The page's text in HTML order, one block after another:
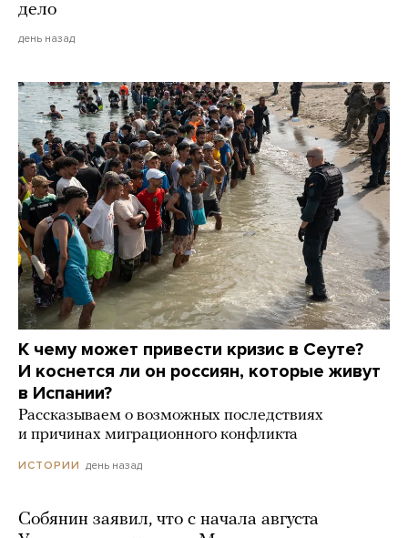
дело
день назад
К чему может привести кризис в Сеуте?
И коснется ли он россиян, которые живут
в Испании?
Рассказываем о возможных последствиях
и причинах миграционного конфликта
ИСТОРИИ день назад
Собянин заявил, что с начала августа